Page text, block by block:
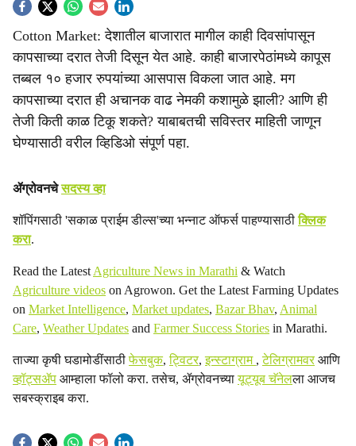
S
o
c
i
a
h
a
r
e
Cotton Market: देशातील बाजारात मागील काही दिवसांपासून
कापसाच्या दरात तेजी दिसून येत आहे. काही बाजारपेठांमध्ये कापूस
तब्बल १० हजार रुपयांच्या आसपास विकला जात आहे. मग
कापसाच्या दरात ही अचानक वाढ नेमकी कशामुळे झाली? आणि ही
तेजी किती काळ टिकू शकते? याबाबतची सविस्तर माहिती जाणून
घेण्यासाठी वरील व्हिडिओ संपूर्ण पहा.
ॲग्रोवनचेसदस्य व्हा
शॉपिंगसाठी 'सकाळ प्राईम डील्स'च्या भन्नाट ऑफर्स पाहण्यासाठीक्लिक
करा.
Read the Latest Agriculture News in Marathi & Watch
Agriculture videos on Agrowon. Get the Latest Farming Updates
on Market Intelligence, Market updates, Bazar Bhav, Animal
Care, Weather Updates and Farmer Success Stories in Marathi.
ताज्या कृषी घडामोडींसाठीफेसबुक,ट्विटर,इन्स्टाग्राम ,टेलिग्रामवरआणि
व्हॉट्सॲप आम्हाला फॉलो करा. तसेच, ॲग्रोवनच्यायूट्यूब चॅनेलला आजच
सबस्क्राइब करा.